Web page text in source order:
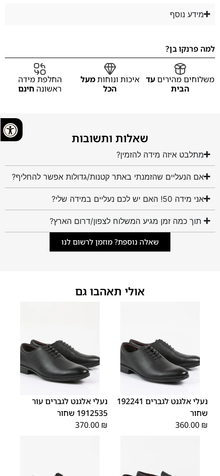
מידע נוסף
למה פרנקו בן?
משלוחים מהיריםעד
הבית
איכות ונוחותמעל
הכל
החלפת מידה
ראשונה חינם
שאלות ותשובות
מתלבט איזה מידה להזמין?
אם הנעליים שהזמנתי באתר קטנות/גדולות אפשר להחליף?
אני מידה 50! האם יש לכם נעליים במידה שלי?
תוך כמה זמן מגיע המשלוח לצפון/דרום הארץ?
שאלה נוספת? מוזמן לרשום לנו
אולי תאהבו גם
40
41
42
43
נעלי אלגנט לגברים 192241
שחור
360.00 ₪
40
41
42
43
נעלי אלגנט לגברים עור
1912535 שחור
370.00 ₪